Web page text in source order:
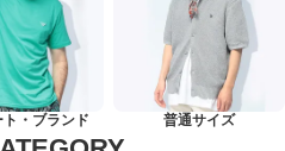
ト・ブランド 普通サイズ